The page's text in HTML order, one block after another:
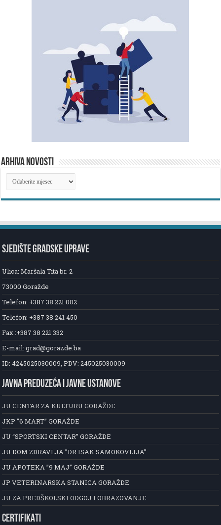
ARHIVA NOVOSTI
ARHIVA
NOVOSTI
SJEDIŠTE GRADSKE UPRAVE
Ulica: Maršala Tita br. 2
73000 Goražde
Telefon: +387 38 221 002
Telefon: +387 38 241 450
Fax :+387 38 221 332
E-mail: grad@gorazde.ba
ID: 4245025030009, PDV: 245025030009
JAVNA PREDUZEĆA I JAVNE USTANOVE
JU CENTAR ZA KULTURU GORAŽDE
JKP ”6 MART” GORAŽDE
JU “SPORTSKI CENTAR” GORAŽDE
JU DOM ZDRAVLJA ”DR ISAK SAMOKOVLIJA”
JU APOTEKA ”9 MAJ” GORAŽDE
JP VETERINARSKA STANICA GORAŽDE
JU ZA PREDŠKOLSKI ODGOJ I OBRAZOVANJE
CERTIFIKATI